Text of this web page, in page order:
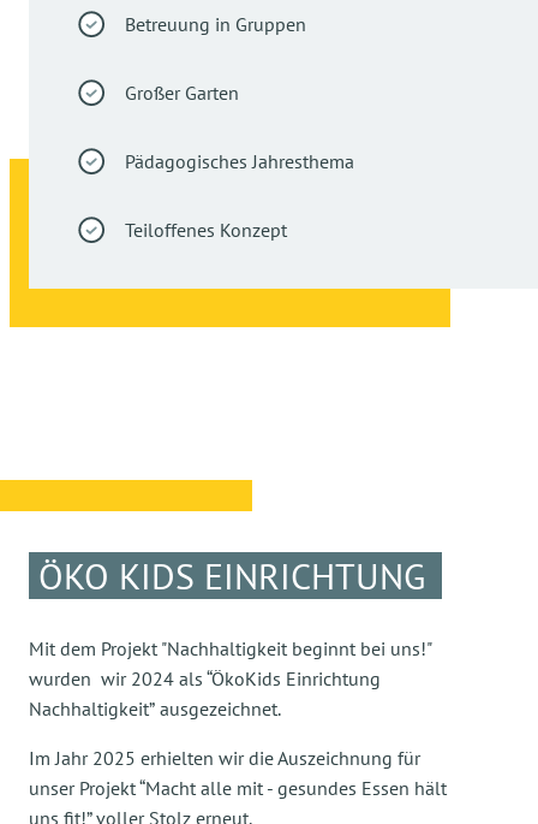
Betreuung in Gruppen
Großer Garten
Pädagogisches Jahresthema
Teiloffenes Konzept
ÖKO KIDS EINRICHTUNG
Mit dem Projekt "Nachhaltigkeit beginnt bei uns!"
wurden wir 2024 als “ÖkoKids Einrichtung
Nachhaltigkeit” ausgezeichnet.
Im Jahr 2025 erhielten wir die Auszeichnung für
unser Projekt “Macht alle mit - gesundes Essen hält
uns fit!” voller Stolz erneut.